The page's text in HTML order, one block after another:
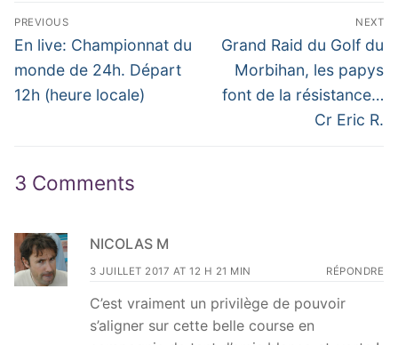
Navigation
de
l’article
PREVIOUS
Previous
post:
En live: Championnat du
monde de 24h. Départ
12h (heure locale)
NEXT
Next
post:
Grand Raid du Golf du
Morbihan, les papys
font de la résistance…
Cr Eric R.
3 Comments
NICOLAS M
3 JUILLET 2017 AT 12 H 21 MIN RÉPONDRE
C’est vraiment un privilège de pouvoir
s’aligner sur cette belle course en